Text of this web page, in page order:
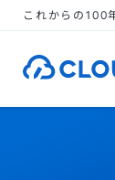
これからの100